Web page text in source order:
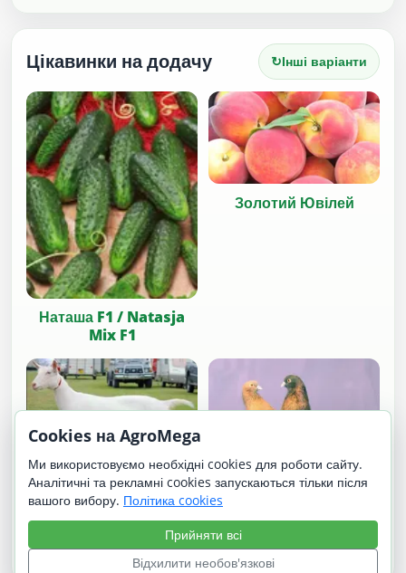
Цікавинки на додачу ↻Інші варіанти
Наташа F1 / Natasja
Mix F1
Золотий Ювілей
Зааненська коза:
молочність, опис
породи, годівля та
утримання
Високольотний
Cookies на AgroMega
Ми використовуємо необхідні cookies для роботи сайту.
Аналітичні та рекламні cookies запускаються тільки після
вашого вибору. Політика cookies
Прийняти всі
Відхилити необов'язкові